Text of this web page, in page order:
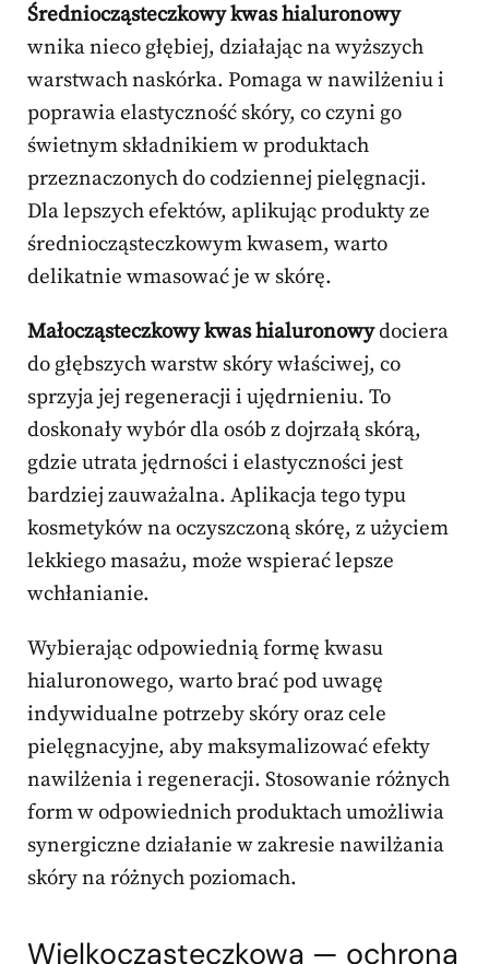
Średniocząsteczkowy kwas hialuronowy
wnika nieco głębiej, działając na wyższych
warstwach naskórka. Pomaga w nawilżeniu i
poprawia elastyczność skóry, co czyni go
świetnym składnikiem w produktach
przeznaczonych do codziennej pielęgnacji.
Dla lepszych efektów, aplikując produkty ze
średniocząsteczkowym kwasem, warto
delikatnie wmasować je w skórę.
Małocząsteczkowy kwas hialuronowydociera
do głębszych warstw skóry właściwej, co
sprzyja jej regeneracji i ujędrnieniu. To
doskonały wybór dla osób z dojrzałą skórą,
gdzie utrata jędrności i elastyczności jest
bardziej zauważalna. Aplikacja tego typu
kosmetyków na oczyszczoną skórę, z użyciem
lekkiego masażu, może wspierać lepsze
wchłanianie.
Wybierając odpowiednią formę kwasu
hialuronowego, warto brać pod uwagę
indywidualne potrzeby skóry oraz cele
pielęgnacyjne, aby maksymalizować efekty
nawilżenia i regeneracji. Stosowanie różnych
form w odpowiednich produktach umożliwia
synergiczne działanie w zakresie nawilżania
skóry na różnych poziomach.
Wielkocząsteczkowa — ochrona